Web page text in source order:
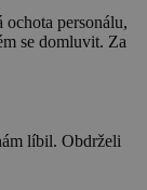
personálu,
se domluvit. Za
líbil. Obdrželi